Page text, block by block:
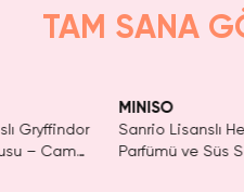
TAM SANA
Gryffindor
– Cam
MINISO
Sanrio Lisanslı
Parfümü ve Süs